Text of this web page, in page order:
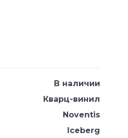
В наличии
Кварц-винил
Noventis
Iceberg